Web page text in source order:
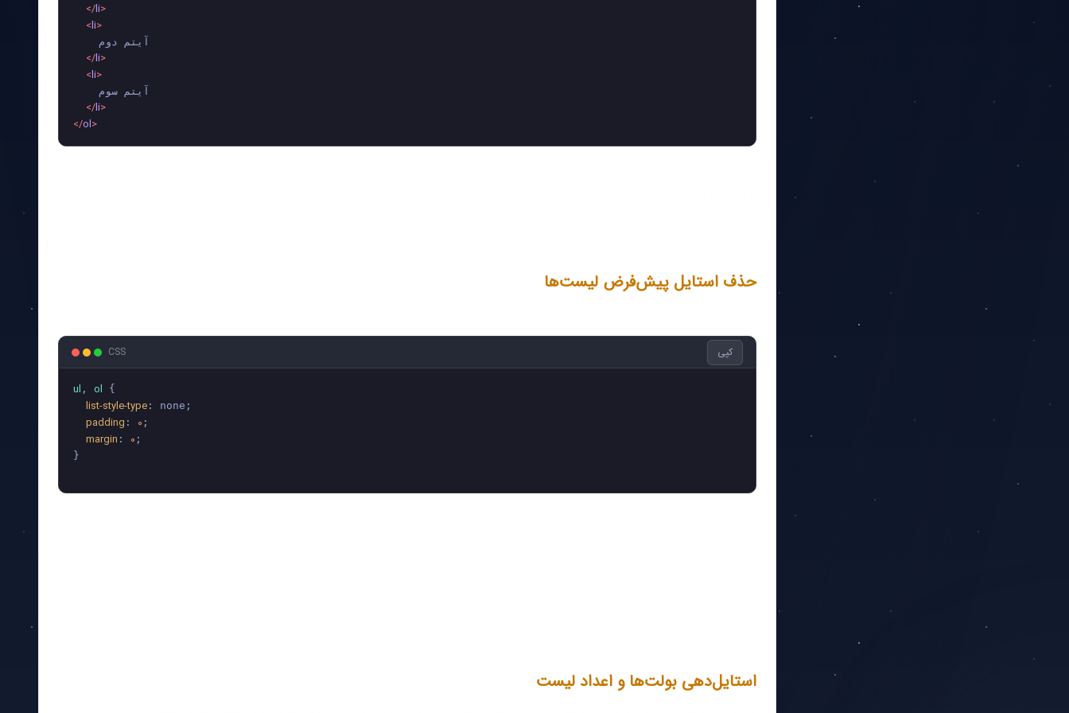
</li>
<li>
</li>
<li>
</li>
</ol>
حذف استایل پیش‌فرض لیست‌ها
CSS کپی
ul , ol {
list-style-type : none;
padding : 0 ;
margin : 0 ;
}
استایل‌دهی بولت‌ها و اعداد لیست